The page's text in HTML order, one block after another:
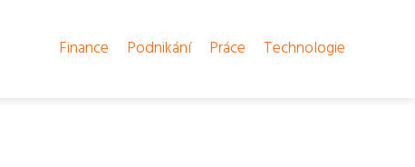
Finance Podnikání Práce Technologie